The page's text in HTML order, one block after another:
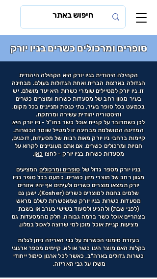
סופרים ומרכולים כשרים בניו יורק
הקהילה היהודית בניו יורק היא הקהילה היהודית
הגדולה בארצות הברית ואחת הגדולות בעולם. מבחינה
זו, ניו יורק למטיילים שומרי כשרות היא יעד מושלם. יש
בעיר מגוון רחב של מסעדות כשרות ומוצרים כשרים
בכמעט בכל סופר בעיר, בתי כנסת ומניינים בכל מקום,
והיסטוריה יהודית עשירה ומרתקת.
לכן כשמדובר על קניית אוכל כשר בחו"ל - ניו יורק היא
המדינה המושלמת מבחינה זו למטייל שומר הכשרות.
קיימות ברחבי ניו יורק מאות רבות של מסעדות, דוכנים,
חנויות ומרכולים כשרים. אם אתם מעוניינים לקרוא על
מסעדות כשרות בניו יורק - לחצו כאן.
בניו יורק מספר גדול של סופרים ומרכולים המציעים
מגוון רחב של מוצרי מזון כשרים. כמעט בכל סופר בניו
יורק תמצאו מוצרים כשרים ולעיתים אף יהיו אזורים
שלמים בחנות למוצרים כשרים (Kosher). ישנן גם
מסעדות כשרות בניו יורק שמאפשרות לשלם מראש
(לפני שבת) ולהגיע ולסעוד בשישי בערב או בשבת
בצהריים אוכל כשר ברמה גבוהה. חלק מהמסעדות גם
מציעות קניית אוכל מוכן למי שרוצה לאכול במלון.
בעזרת סימוני הכשרות על גבי האריזה ניתן לגלות
בקלות האם מוצר הינו כשר או לא. קיימים מספר ארגוני
כשרות גדולים בארה"ב, כאשר לכל ארגון סימול ייחודי
משלו על גבי האריזה.